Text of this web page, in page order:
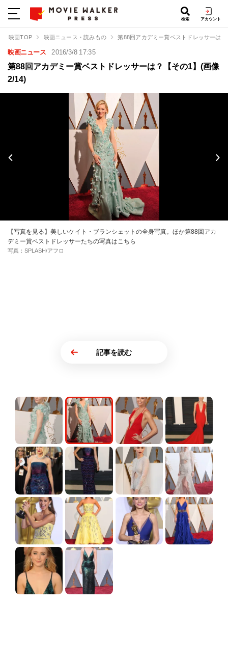
検索 アカウント
映画TOP 映画ニュース・読みもの 第88回アカデミー賞ベストドレッサーは
映画ニュース 2016/3/8 17:35
第88回アカデミー賞ベストドレッサーは？【その1】(画像
2/14)
【写真を見る】美しいケイト・ブランシェットの全身写真。ほか第88回アカ
デミー賞ベストドレッサーたちの写真はこちら
写真：SPLASH/アフロ
記事を読む